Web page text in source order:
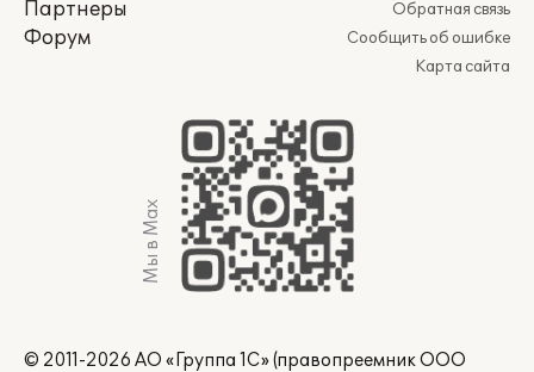
Партнеры
Форум
Обратная связь
Сообщить об ошибке
Карта сайта
Мы в Max
© 2011-2026 АО «Группа 1С» (правопреемник ООО